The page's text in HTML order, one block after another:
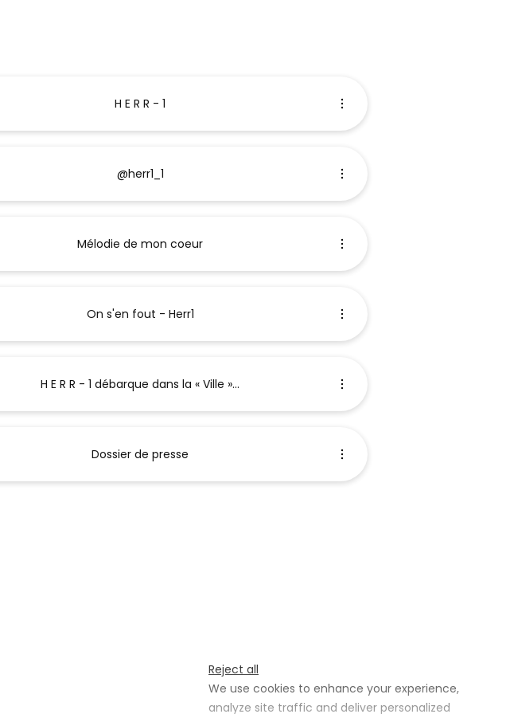
Reject all
We use cookies to enhance your experience,
analyze site traffic and deliver personalized
H E R R - 1
@herr1_1
Mélodie de mon coeur
On s'en fout - Herr1
H E R R - 1 débarque dans la « Ville »...
Dossier de presse